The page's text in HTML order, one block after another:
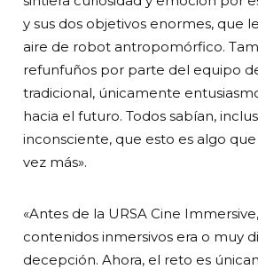
y sus dos objetivos enormes, que
aire de robot antropomórfico.
refunfuños por parte del equipo
tradicional, únicamente
hacia el futuro. Todos sabían,
inconsciente, que esto es algo que
vez más».
«Antes de la URSA Cine
contenidos inmersivos era o muy
decepción. Ahora, el reto es